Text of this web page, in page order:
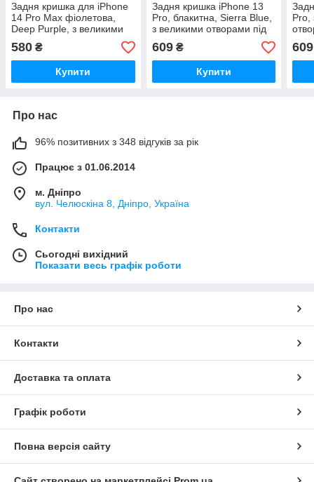
Задня кришка для iPhone
14 Pro Max фіолетова,
Deep Purple, з великими
отворами під вікна камер,
оригінал PRC
580 ₴
Купити
Задня кришка iPhone 13
Pro, блакитна, Sierra Blue,
з великими отворами під
вікна камер, оригінал PRC
609₴
Купити
Pro,
609
Про нас
96% позитивних з 348 відгуків за рік
Працює з 01.06.2014
м. Дніпро
вул. Челюскіна 8, Дніпро, Україна
Контакти
Сьогодні вихідний
Показати весь графік роботи
Про нас
Контакти
Доставка та оплата
Графік роботи
Повна версія сайту